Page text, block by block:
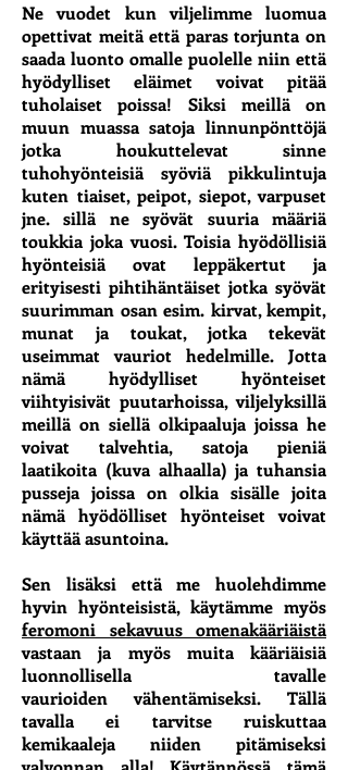
Ne vuodet kun viljelimme luomua
opettivat meitä että paras torjunta on
saada luonto omalle puolelle niin että
hyödylliset eläimet voivat pitää
tuholaiset poissa! Siksi meillä on
muun muassa satoja linnunpönttöjä
jotka houkuttelevat sinne
tuhohyönteisiä syöviä pikkulintuja
kuten tiaiset, peipot, siepot, varpuset
jne. sillä ne syövät suuria määriä
toukkia joka vuosi. Toisia hyödöllisiä
hyönteisiä ovat leppäkertut ja
erityisesti pihtihäntäiset jotka syövät
suurimman osan esim. kirvat, kempit,
munat ja toukat, jotka tekevät
useimmat vauriot hedelmille. Jotta
nämä hyödylliset hyönteiset
viihtyisivät puutarhoissa, viljelyksillä
meillä on siellä olkipaaluja joissa he
voivat talvehtia, satoja pieniä
laatikoita (kuva alhaalla) ja tuhansia
pusseja joissa on olkia sisälle joita
nämä hyödölliset hyönteiset voivat
käyttää asuntoina.
Sen lisäksi että me huolehdimme
hyvin hyönteisistä, käytämme myös
feromoni sekavuus omenakääriäistä
vastaan ja myös muita kääriäisiä
luonnollisella tavalle
vaurioiden vähentämiseksi. Tällä
tavalla ei tarvitse ruiskuttaa
kemikaaleja niiden pitämiseksi